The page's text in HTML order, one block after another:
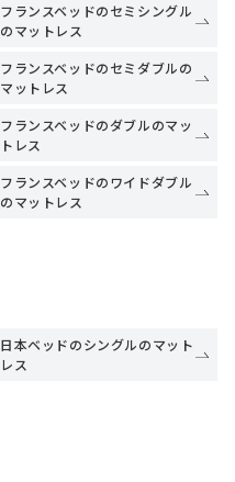
フランスベッドのセミシングル
のマットレス
フランスベッドのセミダブルの
マットレス
フランスベッドのダブルのマッ
トレス
フランスベッドのワイドダブル
のマットレス
日本ベッドのシングルのマット
レス